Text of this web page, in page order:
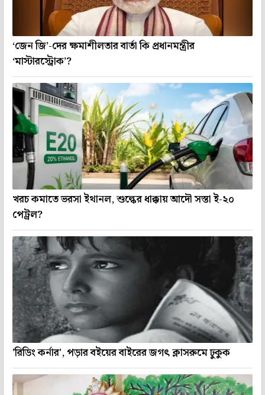
‘জেন জি’-দের ক্ষমাশীলতার বার্তা কি প্রধানমন্ত্রীর
‘মাস্টারস্ট্রোক’?
খরচ কমাতে ভরসা ইথানল, শুল্কের ধাক্কায় আদৌ সস্তা ই-২০
পেট্রল?
'রিডিং কর্নার', পড়ার বইয়ের বাইরের জগৎ ক্লাসরুমে ঢুকুক